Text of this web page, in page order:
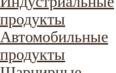
продукты
Автомобильные
продукты